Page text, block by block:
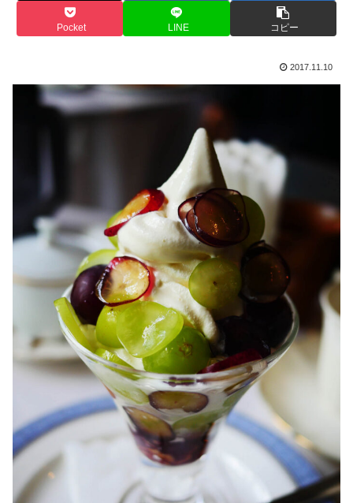
Pocket LINE コピー
2017.11.10